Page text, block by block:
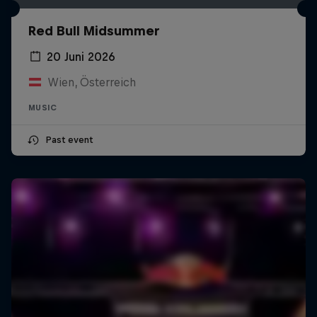
Red Bull Midsummer
20 Juni 2026
Wien, Österreich
MUSIC
Past event